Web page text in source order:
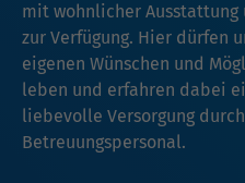
mit wohnlicher
zur Verfügung. Hier dürfen
eigenen Wünschen und
leben und erfahren dabei
liebevolle Versorgung
Betreuungspersonal.